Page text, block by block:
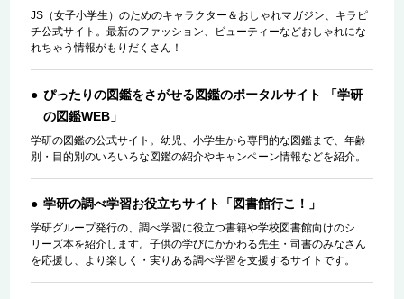
JS（女子小学生）のためのキャラクター＆おしゃれマガジン、キラピ
チ公式サイト。最新のファッション、ビューティーなどおしゃれにな
れちゃう情報がもりだくさん！
ぴったりの図鑑をさがせる図鑑のポータルサイト 「学研
の図鑑WEB」
学研の図鑑の公式サイト。幼児、小学生から専門的な図鑑まで、年齢
別・目的別のいろいろな図鑑の紹介やキャンペーン情報などを紹介。
学研の調べ学習お役立ちサイト「図書館行こ！」
学研グループ発行の、調べ学習に役立つ書籍や学校図書館向けのシ
リーズ本を紹介します。子供の学びにかかわる先生・司書のみなさん
を応援し、より楽しく・実りある調べ学習を支援するサイトです。